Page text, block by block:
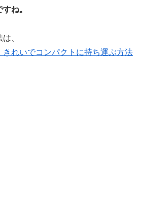
ね。
、
れいでコンパクトに持ち運ぶ方法